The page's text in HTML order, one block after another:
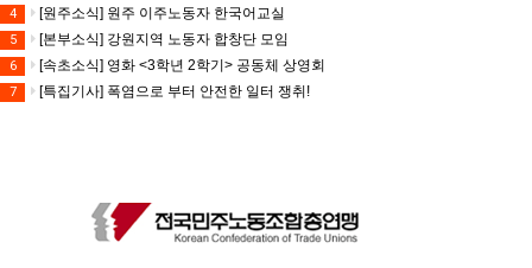
4 [원주소식] 원주 이주노동자 한국어교실
5 [본부소식] 강원지역 노동자 합창단 모임
6 [속초소식] 영화 <3학년 2학기> 공동체 상영회
7 [특집기사] 폭염으로 부터 안전한 일터 쟁취!